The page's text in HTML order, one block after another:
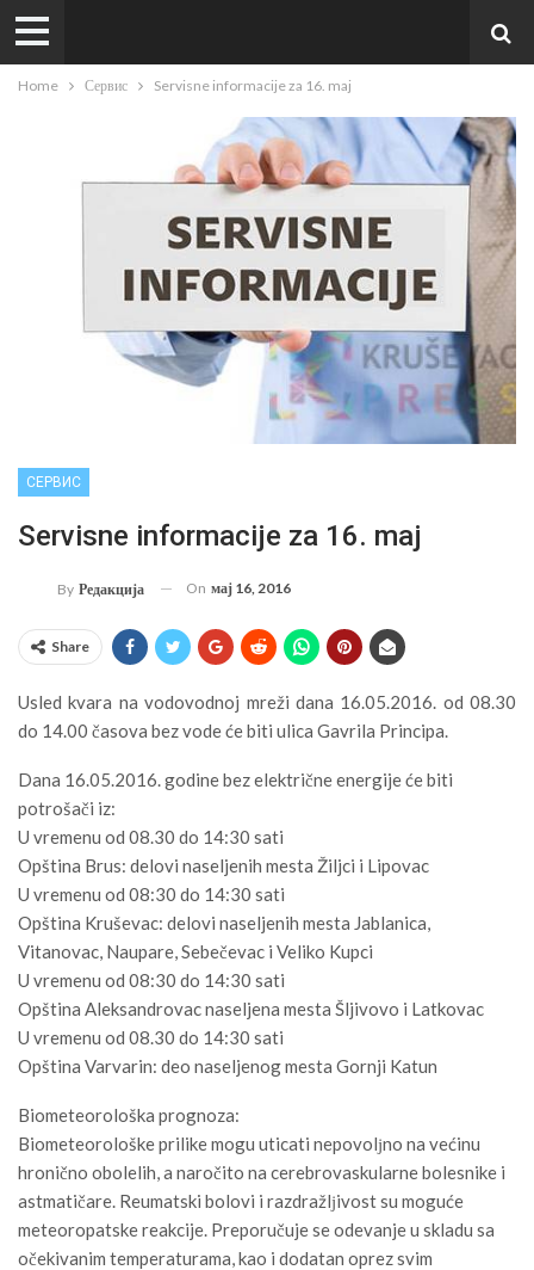
Home Сервис Servisne informacije za 16. maj
СЕРВИС
Servisne informacije za 16. maj
By Редакција On мај 16, 2016
Share
Usled kvara na vodovodnoj mreži dana 16.05.2016. od 08.30
do 14.00 časova bez vode će biti ulica Gavrila Principa.
Dana 16.05.2016. godine bez električne energije će biti
potrošači iz:
U vremenu od 08.30 do 14:30 sati
Opština Brus: delovi naseljenih mesta Žiljci i Lipovac
U vremenu od 08:30 do 14:30 sati
Opština Kruševac: delovi naseljenih mesta Jablanica,
Vitanovac, Naupare, Sebečevac i Veliko Kupci
U vremenu od 08:30 do 14:30 sati
Opština Aleksandrovac naseljena mesta Šljivovo i Latkovac
U vremenu od 08.30 do 14:30 sati
Opština Varvarin: deo naseljenog mesta Gornji Katun
Biometeorološka prognoza:
Biometeorološke prilike mogu uticati nepovolјno na većinu
hronično obolelih, a naročito na cerebrovaskularne bolesnike i
astmatičare. Reumatski bolovi i razdražlјivost su moguće
meteoropatske reakcije. Preporučuje se odevanje u skladu sa
očekivanim temperaturama, kao i dodatan oprez svim